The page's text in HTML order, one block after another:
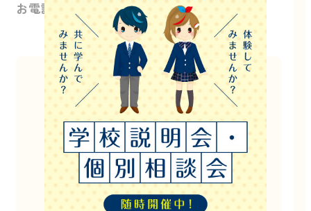
お電話でのご予約も受け付けております。
このイベントは終了しました。
他にもたくさんのイベントを開催しています。
お電話でのご案内も可能ですので
お気軽にお問い合わせください！
お電話でのお問い合わせはこちら
027-386-6821